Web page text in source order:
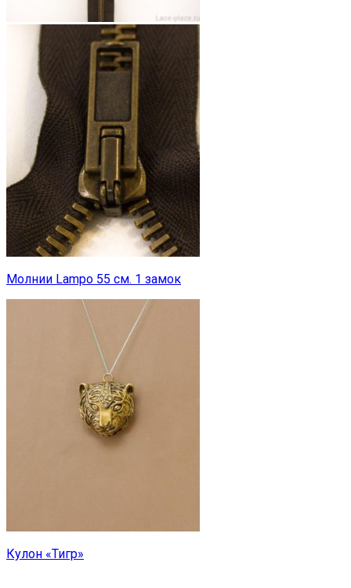
Молнии Lampo 55 см. 1 замок
Кулон «Тигр»